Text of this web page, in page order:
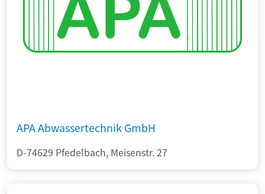
APA Abwassertechnik GmbH
D-74629 Pfedelbach, Meisenstr. 27